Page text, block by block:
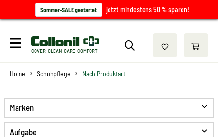
Sommer-SALE gestartet jetzt mindestens 50 % sparen!
COVER-CLEAN-CARE-COMFORT
Home Schuhpflege Nach Produktart
Marken
Aufgabe